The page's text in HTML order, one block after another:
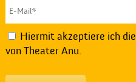
Hiermit akzeptiere ich die
von Theater Anu.